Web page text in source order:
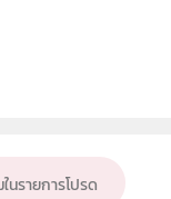
ในรายการโปรด